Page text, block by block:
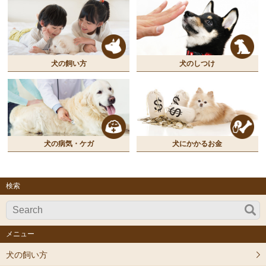
犬の飼い方 犬のしつけ
犬の病気・ケガ 犬にかかるお金
検索
メニュー
犬の飼い方